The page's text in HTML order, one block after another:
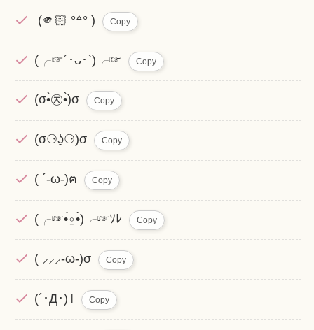
(🫵🏻 °꒫° ) Copy
(╭☞´･ᴗ･`)╭☞ Copy
(σ•̀㉨•̀)σ Copy
(σ⚆ʖ̯⚆)σ Copy
( ´-ω-)ฅ Copy
(╭☞•́⍛•̀)╭☞ｿﾚ Copy
( ⸝⸝⸝-ω-)σ Copy
(´･Д･)｣ Copy